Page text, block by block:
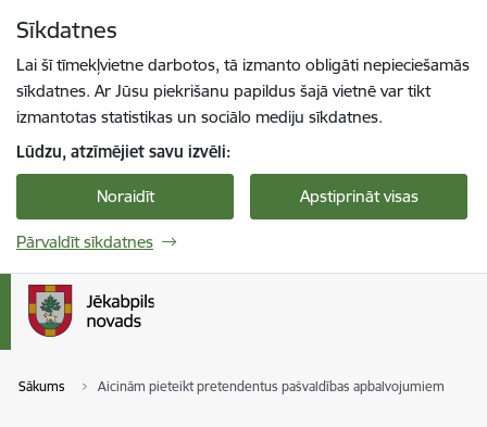
Sīkdatnes
Lai šī tīmekļvietne darbotos, tā izmanto obligāti nepieciešamās
sīkdatnes. Ar Jūsu piekrišanu papildus šajā vietnē var tikt
izmantotas statistikas un sociālo mediju sīkdatnes.
Lūdzu, atzīmējiet savu izvēli:
Noraidīt Apstiprināt visas
Pārvaldīt sīkdatnes
Sākums Aicinām pieteikt pretendentus pašvaldības apbalvojumiem